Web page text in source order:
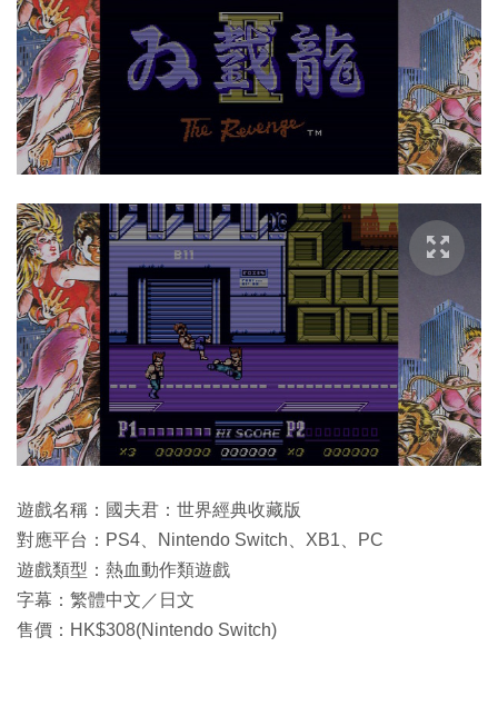
遊戲名稱：國夫君：世界經典收藏版
對應平台：PS4、Nintendo Switch、XB1、PC
遊戲類型：熱血動作類遊戲
字幕：繁體中文／日文
售價：HK$308(Nintendo Switch)